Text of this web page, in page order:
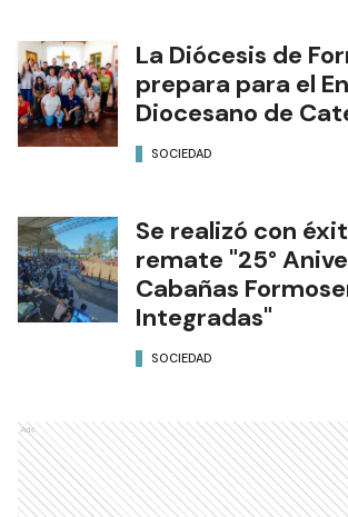
La Diócesis de
prepara para el
Diocesano de
SOCIEDAD
Se realizó con
remate "25°
Cabañas
Integradas"
SOCIEDAD
Ads